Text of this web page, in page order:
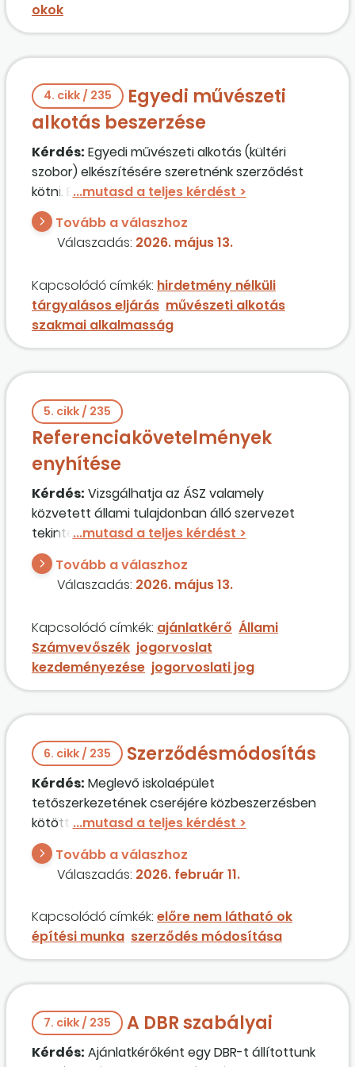
időintervallumban [csak a folyamatban lévőket,
vagy az előző év(ek)re vonatkozókat],
tekintettel arra, hogy a beszerzés forrása hazai
okok
4. cikk / 235
Egyedi művészeti
alkotás beszerzése
Kérdés: Egyedi művészeti alkotás (kültéri
szobor) elkészítésére szeretnénk szerződést
kötni. Ennek előzménye, hogy neves szakmai
zsűri kiválasztotta azt a művészt, akit
referenciamunkái alapján megfelelőnek ítélt a
szobor elkészítésére. Közbeszerzési
a kiválasztott művésszel szerződjünk? Továbbá
szükséges-e a felkérni tervezett művész
műszaki és szakmai alkalmasságát vizsgálni az
eljárásban?
Tovább a válaszhoz
Válaszadás: 2026. május 13.
Kapcsolódó címkék: hirdetmény nélküli
tárgyalásos eljárás művészeti alkotás
szakmai alkalmasság
5. cikk / 235
Referenciakövetelmények
enyhítése
Kérdés: Vizsgálhatja az ÁSZ valamely
közvetett állami tulajdonban álló szervezet
tekintetében, hogy közbeszerzési
ajánlatkérőnek minősül-e? Van-e jogorvoslati
jogosultsága ebben a kérdésben?
Tovább a válaszhoz
Válaszadás: 2026. május 13.
Kapcsolódó címkék: ajánlatkérő Állami
Számvevőszék jogorvoslat
kezdeményezése jogorvoslati jog
6. cikk / 235 Szerződésmódosítás
Kérdés: Meglevő iskolaépület
tetőszerkezetének cseréjére közbeszerzésben
kötöttünk vállalkozási szerződést. A vállalkozó
jelezte, hogy födémmegerősítés is szükséges,
amire eredetileg nem gondoltunk, nem
terveztük be. Árajánlatot kértünk be a
25%-os értékén tett árajánlatot. A megkötött
közbeszerzési szerződés módosítására
alkalmazható-e a 141. § (4) bekezdés c) pontja?
Tovább a válaszhoz
Válaszadás: 2026. február 11.
Kapcsolódó címkék: előre nem látható ok
építési munka szerződés módosítása
7. cikk / 235 A DBR szabályai
Kérdés: Ajánlatkérőként egy DBR-t állítottunk